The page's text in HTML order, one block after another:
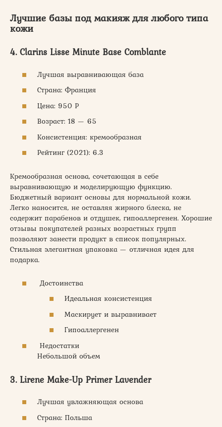
Лучшие базы под макияж для любого типа
кожи
4. Clarins Lisse Minute Base Comblante
Лучшая выравнивающая база
Страна: Франция
Цена: 950 Р
Возраст: 18 — 65
Консистенция: кремообразная
Рейтинг (2021): 6.3
Кремообразная основа, сочетающая в себе
выравнивающую и моделирующую функцию.
Бюджетный вариант основы для нормальной кожи.
Легко наносится, не оставляя жирного блеска, не
содержит парабенов и отдушек, гипоаллергенен. Хорошие
отзывы покупателей разных возрастных групп
позволяют занести продукт в список популярных.
Стильная элегантная упаковка — отличная идея для
подарка.
Достоинства
Идеальная консистенция
Маскирует и выравнивает
Гипоаллергенен
Недостатки
Небольшой объем
3. Lirene Make-Up Primer Lavender
Лучшая увлажняющая основа
Страна: Польша